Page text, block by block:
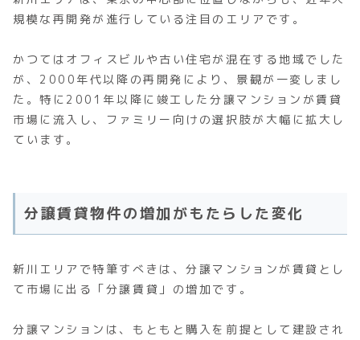
規模な再開発が進行している注目のエリアです。
かつてはオフィスビルや古い住宅が混在する地域でした
が、2000年代以降の再開発により、景観が一変しまし
た。特に2001年以降に竣工した分譲マンションが賃貸
市場に流入し、ファミリー向けの選択肢が大幅に拡大し
ています。
分譲賃貸物件の増加がもたらした変化
新川エリアで特筆すべきは、分譲マンションが賃貸とし
て市場に出る「分譲賃貸」の増加です。
分譲マンションは、もともと購入を前提として建設され